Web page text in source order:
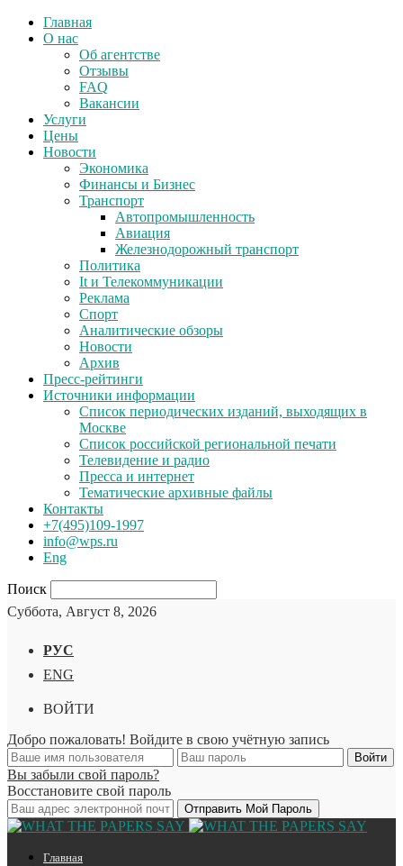
Главная
О нас
Об агентстве
Отзывы
FAQ
Вакансии
Услуги
Цены
Новости
Экономика
Финансы и Бизнес
Транспорт
Автопромышленность
Авиация
Железнодорожный транспорт
Политика
It и Телекоммуникации
Реклама
Спорт
Аналитические обзоры
Новости
Архив
Пресс-рейтинги
Источники информации
Список периодических изданий, выходящих в
Москве
Список российской региональной печати
Телевидение и радио
Пресса и интернет
Тематические архивные файлы
Контакты
+7(495)109-1997
info@wps.ru
Eng
Поиск
Суббота, Август 8, 2026
РУС
ENG
ВОЙТИ
Добро пожаловать! Войдите в свою учётную запись
Вы забыли свой пароль?
Восстановите свой пароль
Главная